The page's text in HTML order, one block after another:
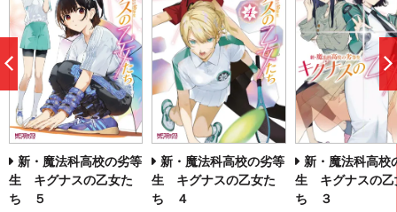
新・魔法科高校の劣等
生 キグナスの乙女た
ち ５
新・魔法科高校の劣等
生 キグナスの乙女た
ち ４
新・魔法科高校
生 キグナスの乙
ち ３
前